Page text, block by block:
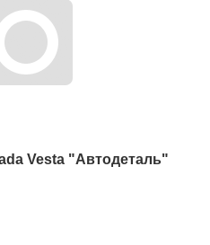
Vesta "Автодеталь"